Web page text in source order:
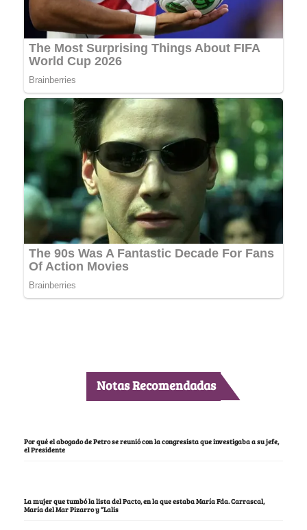
Notas Recomendadas
Por qué el abogado de Petro se reunió con la congresista que investigaba a su jefe,
el Presidente
La mujer que tumbó la lista del Pacto, en la que estaba María Fda. Carrascal,
María del Mar Pizarro y “Lalis